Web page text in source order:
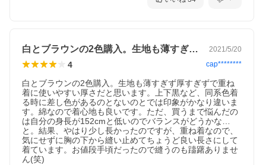
白とブラウンの2色購入。生地も薄すぎず… 2021/5/20
4 cap********
白とブラウンの2色購入。生地も薄すぎず厚すぎずで重ね
着に使いやすい厚さだと思います。上下黒など、同系色着
る時に差し色があるのとないのとでは印象がかなり違いま
す。綿なので着心地も良いです。ただ、買うまで悩んだの
は自分の身長が152cmと低いのでバランスがどうかな…
と。結果、やはり少し長かったのですが、重ね着なので、
気にせずに胸の下から縫い止めてちょうど良い長さにして
着ています。お値段手頃だったので縫うのも躊躇ありませ
ん(笑)